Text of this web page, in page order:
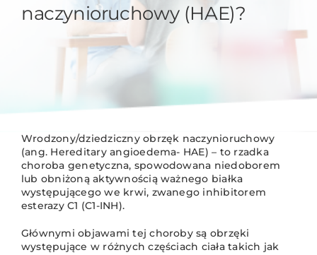
naczynioruchowy (HAE)?
Wrodzony/dziedziczny obrzęk naczynioruchowy
(ang. Hereditary angioedema- HAE) – to rzadka
choroba genetyczna, spowodowana niedoborem
lub obniżoną aktywnością ważnego białka
występującego we krwi, zwanego inhibitorem
esterazy C1 (C1-INH).
Głównymi objawami tej choroby są obrzęki
występujące w różnych częściach ciała takich jak